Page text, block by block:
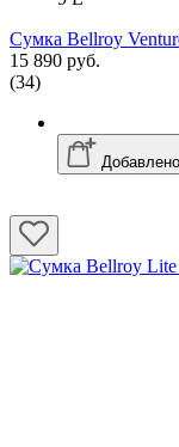
Сумка Bellroy
15 890 руб.
(34)